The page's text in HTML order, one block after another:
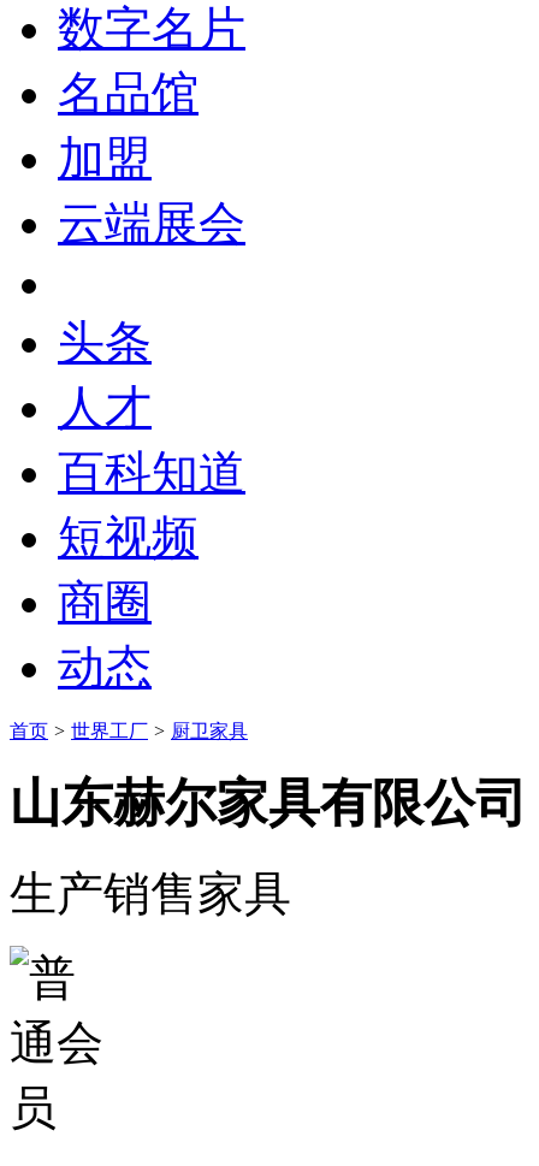
数字名片
名品馆
加盟
云端展会
头条
人才
百科知道
短视频
商圈
动态
首页 > 世界工厂 > 厨卫家具
山东赫尔家具有限公司
生产销售家具